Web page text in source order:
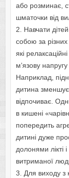
або розминає,
шматочки від
2. Навчати
собою за
які
м’язову
Наприклад,
дитина зменшує
відпочиває.
в кишені
попередить
дитині дуже
долонями лікті
витриманої
3. Для виходу з